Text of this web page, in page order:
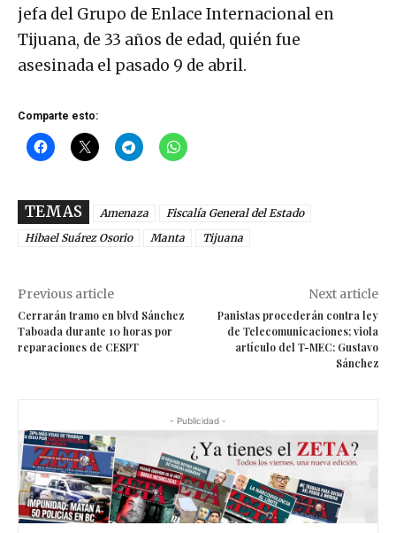
jefa del Grupo de Enlace Internacional en
Tijuana, de 33 años de edad, quién fue
asesinada el pasado 9 de abril.
Comparte esto:
TEMAS Amenaza
Fiscalía General del Estado
Hibael Suárez Osorio
Manta Tijuana
Previous article
Cerrarán tramo en blvd Sánchez
Taboada durante 10 horas por
reparaciones de CESPT
Next article
Panistas procederán contra ley
de Telecomunicaciones; viola
artículo del T-MEC: Gustavo
Sánchez
- Publicidad -